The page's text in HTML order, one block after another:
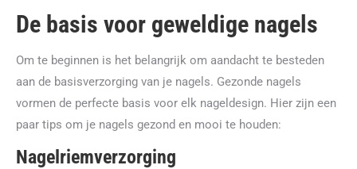
De basis voor geweldige nagels
Om te beginnen is het belangrijk om aandacht te besteden
aan de basisverzorging van je nagels. Gezonde nagels
vormen de perfecte basis voor elk nageldesign. Hier zijn een
paar tips om je nagels gezond en mooi te houden:
Nagelriemverzorging